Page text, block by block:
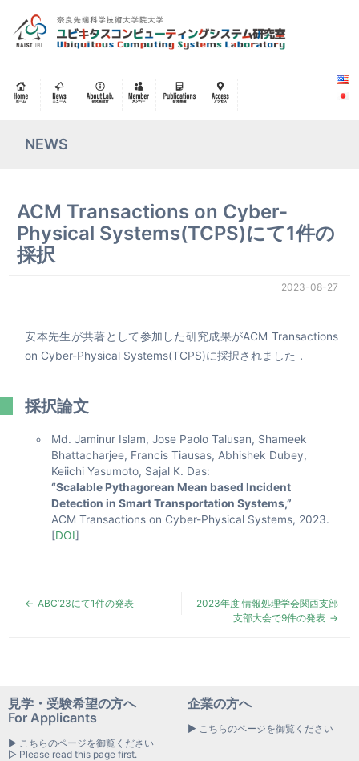
NEWS
ACM Transactions on Cyber-
Physical Systems(TCPS)にて1件の
採択
2023-08-27
安本先生が共著として参加した研究成果がACM Transactions
on Cyber-Physical Systems(TCPS)に採択されました．
採択論文
Md. Jaminur Islam, Jose Paolo Talusan, Shameek
Bhattacharjee, Francis Tiausas, Abhishek Dubey,
Keiichi Yasumoto, Sajal K. Das:
“Scalable Pythagorean Mean based Incident
Detection in Smart Transportation Systems,”
ACM Transactions on Cyber-Physical Systems, 2023.
[DOI]
ABC’23にて1件の発表
2023年度 情報処理学会関西支部
支部大会で9件の発表
見学・受験希望の方へ
For Applicants
▶ こちらのページを御覧ください
▷ Please read this page first.
企業の方へ
▶ こちらのページを御覧ください